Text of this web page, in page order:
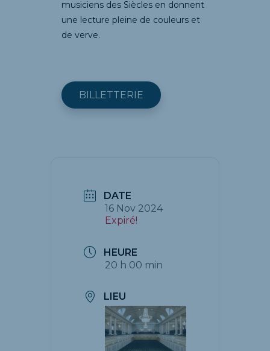
musiciens des Siècles en donnent
une lecture pleine de couleurs et
de verve.
BILLETTERIE
DATE
16 Nov 2024
Expiré!
HEURE
20 h 00 min
LIEU